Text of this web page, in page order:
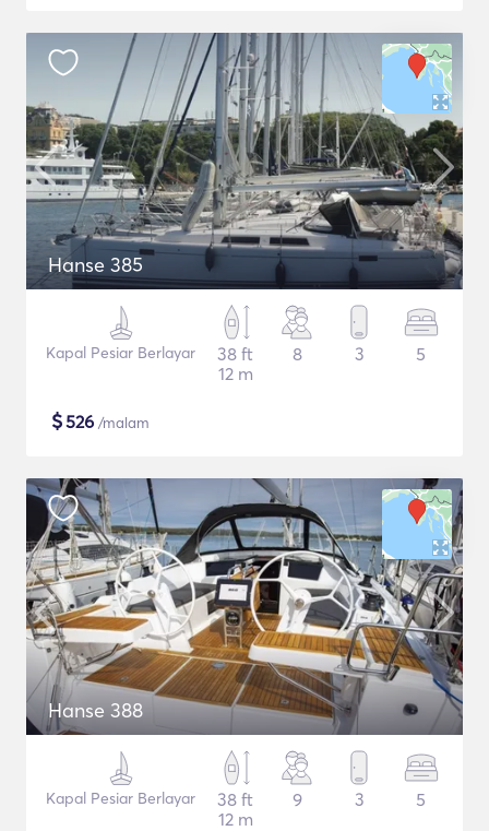
Hanse 385
Kapal Pesiar Berlayar
38 ft
12 m
8 3 5
$526 /malam
Hanse 388
Kapal Pesiar Berlayar
38 ft
12 m
9 3 5